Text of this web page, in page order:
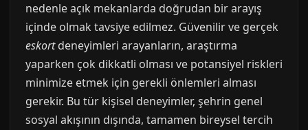
nedenle açık mekanlarda doğrudan bir arayış
içinde olmak tavsiye edilmez. Güvenilir ve gerçek
eskortdeneyimleri arayanların, araştırma
yaparken çok dikkatli olması ve potansiyel riskleri
minimize etmek için gerekli önlemleri alması
gerekir. Bu tür kişisel deneyimler, şehrin genel
sosyal akışının dışında, tamamen bireysel tercih